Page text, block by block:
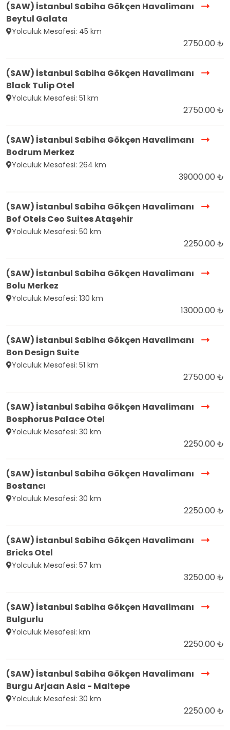
(SAW) İstanbul Sabiha Gökçen Havalimanı
Beytul Galata
Yolculuk Mesafesi: 45 km
2750.00 ₺
(SAW) İstanbul Sabiha Gökçen Havalimanı
Black Tulip Otel
Yolculuk Mesafesi: 51 km
2750.00 ₺
(SAW) İstanbul Sabiha Gökçen Havalimanı
Bodrum Merkez
Yolculuk Mesafesi: 264 km
39000.00 ₺
(SAW) İstanbul Sabiha Gökçen Havalimanı
Bof Otels Ceo Suites Ataşehir
Yolculuk Mesafesi: 50 km
2250.00 ₺
(SAW) İstanbul Sabiha Gökçen Havalimanı
Bolu Merkez
Yolculuk Mesafesi: 130 km
13000.00 ₺
(SAW) İstanbul Sabiha Gökçen Havalimanı
Bon Design Suite
Yolculuk Mesafesi: 51 km
2750.00 ₺
(SAW) İstanbul Sabiha Gökçen Havalimanı
Bosphorus Palace Otel
Yolculuk Mesafesi: 30 km
2250.00 ₺
(SAW) İstanbul Sabiha Gökçen Havalimanı
Bostancı
Yolculuk Mesafesi: 30 km
2250.00 ₺
(SAW) İstanbul Sabiha Gökçen Havalimanı
Bricks Otel
Yolculuk Mesafesi: 57 km
3250.00 ₺
(SAW) İstanbul Sabiha Gökçen Havalimanı
Bulgurlu
Yolculuk Mesafesi: km
2250.00 ₺
(SAW) İstanbul Sabiha Gökçen Havalimanı
Burgu Arjaan Asia - Maltepe
Yolculuk Mesafesi: 30 km
2250.00 ₺